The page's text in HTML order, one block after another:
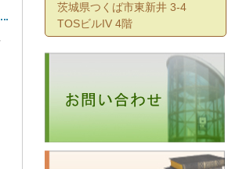
茨城県つくば市東新井 3-4
TOSビルIV 4階